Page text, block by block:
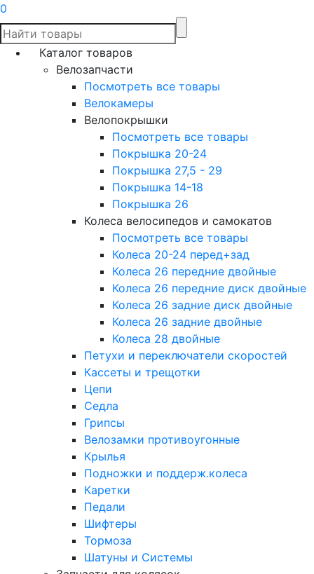
0
Каталог товаров
Велозапчасти
Посмотреть все товары
Велокамеры
Велопокрышки
Посмотреть все товары
Покрышка 20-24
Покрышка 27,5 - 29
Покрышка 14-18
Покрышка 26
Колеса велосипедов и самокатов
Посмотреть все товары
Колеса 20-24 перед+зад
Колеса 26 передние двойные
Колеса 26 передние диск двойные
Колеса 26 задние диск двойные
Колеса 26 задние двойные
Колеса 28 двойные
Петухи и переключатели скоростей
Кассеты и трещотки
Цепи
Седла
Грипсы
Велозамки противоугонные
Крылья
Подножки и поддерж.колеса
Каретки
Педали
Шифтеры
Тормоза
Шатуны и Системы